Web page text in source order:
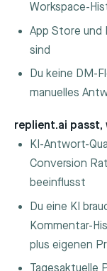
Workspace-
App Store und
sind
Du keine DM-
manuelles
replient.ai passt,
KI-Antwort-
Conversion
beeinflusst
Du eine KI
Kommentar-
plus eigenen